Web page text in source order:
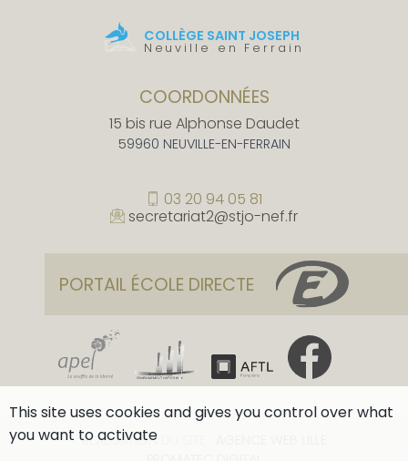
COLLÈGE SAINT JOSEPH
Neuville en Ferrain
RÉALISATION DU SITE :
COORDONNÉES
15 bis rue Alphonse Daudet
59960 NEUVILLE-EN-FERRAIN
03 20 94 05 81
secretariat2@stjo-nef.fr
PORTAIL ÉCOLE DIRECTE
This site uses cookies and gives you control over what
you want to activate